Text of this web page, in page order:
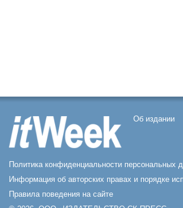
Об издании
Политика конфиденциальности персональных
Информация об авторских правах и порядке
Правила поведения на сайте